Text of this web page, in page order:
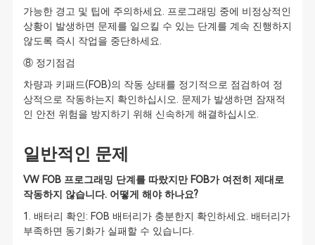
가능한 경고 및 팁에 주의하세요. 프로그래밍 중에 비정상적인
상황이 발생하면 문제를 일으킬 수 있는 단계를 계속 진행하지
않도록 즉시 작업을 중단하세요.
⑧ 정기점검
차량과 키패드(FOB)의 작동 상태를 정기적으로 점검하여 정
상적으로 작동하는지 확인하십시오. 문제가 발생하면 잠재적
인 안전 위험을 방지하기 위해 신속하게 해결하십시오.
일반적인 문제
VW FOB 프로그래밍 단계를 따랐지만 FOB가 여전히 제대로
작동하지 않습니다. 어떻게 해야 하나요?
1. 배터리 확인: FOB 배터리가 충분한지 확인하세요. 배터리가
부족하면 동기화가 실패할 수 있습니다.